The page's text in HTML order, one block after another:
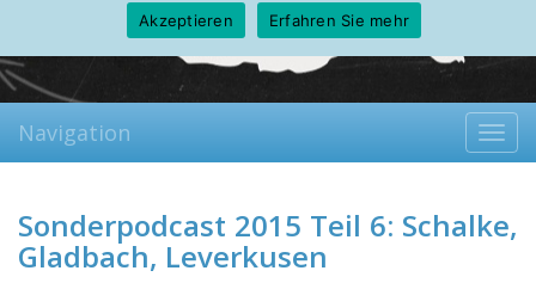
Navigation
Sonderpodcast 2015 Teil 6: Schalke,
Gladbach, Leverkusen
Akzeptieren
Erfahren Sie mehr